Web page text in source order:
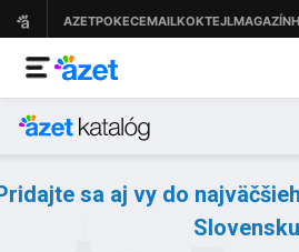
sa aj vy do